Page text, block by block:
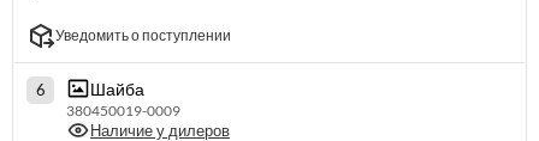
Уведомить о поступлении
6 Шайба
380450019-0009
Наличие у дилеров